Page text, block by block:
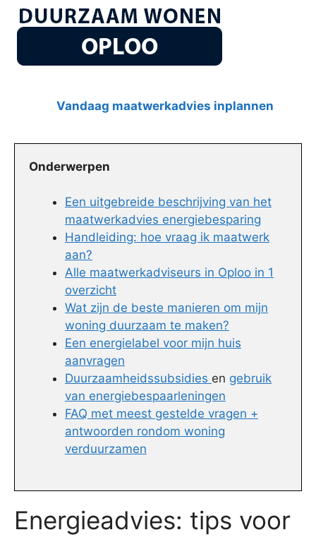
Vandaag maatwerkadvies inplannen
Onderwerpen
Een uitgebreide beschrijving van het
maatwerkadvies energiebesparing
Handleiding: hoe vraag ik maatwerk
aan?
Alle maatwerkadviseurs in Oploo in 1
overzicht
Wat zijn de beste manieren om mijn
woning duurzaam te maken?
Een energielabel voor mijn huis
aanvragen
Duurzaamheidssubsidies en gebruik
van energiebespaarleningen
FAQ met meest gestelde vragen +
antwoorden rondom woning
verduurzamen
Energieadvies: tips voor